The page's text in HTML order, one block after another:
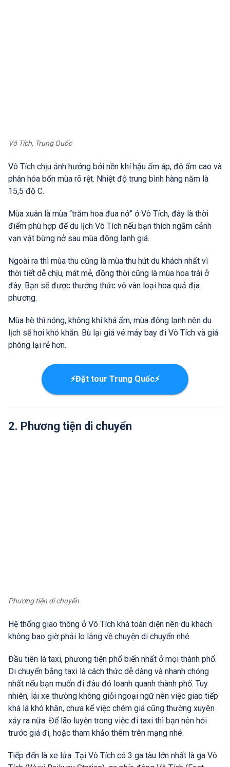
Vô Tích, Trung Quốc
Vô Tích chịu ảnh hưởng bởi nền khí hậu ấm áp, độ ẩm cao và
phân hóa bốn mùa rõ rệt. Nhiệt độ trung bình hàng năm là
15,5 độ C.
Mùa xuân là mùa “trăm hoa đua nở” ở Vô Tích, đây là thời
điểm phù hợp để du lịch Vô Tích nếu bạn thích ngắm cảnh
vạn vật bừng nở sau mùa đông lạnh giá.
Ngoài ra thì mùa thu cũng là mùa thu hút du khách nhất vì
thời tiết dễ chịu, mát mẻ, đồng thời cũng là mùa hoa trái ở
đây. Bạn sẽ được thưởng thức vô vàn loại hoa quả địa
phương.
Mùa hè thì nóng, không khí khá ẩm, mùa đông lạnh nên du
lịch sẽ hơi khó khăn. Bù lại giá vé máy bay đi Vô Tích và giá
phòng lại rẻ hơn.
⚡Đặt tour Trung Quốc⚡
2. Phương tiện di chuyển
Phương tiện di chuyển
Hệ thống giao thông ở Vô Tích khá toàn diện nên du khách
không bao giờ phải lo lắng về chuyện di chuyển nhé.
Đầu tiên là taxi, phương tiện phổ biến nhất ở mọi thành phố.
Di chuyển bằng taxi là cách thức dễ dàng và nhanh chóng
nhất nếu bạn muốn đi đâu đó loanh quanh thành phố. Tuy
nhiên, lái xe thường không giỏi ngoại ngữ nên việc giao tiếp
khá lá khó khăn, chưa kể việc chém giá cũng thường xuyên
xảy ra nữa. Để lão luyện trong việc đi taxi thì bạn nên hỏi
trước giá đi, hoặc tham khảo thêm trên mạng nhé.
Tiếp đến là xe lửa. Tại Vô Tích có 3 ga tàu lớn nhất là ga Vô